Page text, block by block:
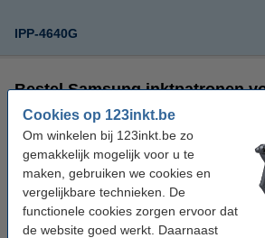
Cookies op 123inkt.be
Om winkelen bij 123inkt.be zo
gemakkelijk mogelijk voor u te
maken, gebruiken we cookies en
vergelijkbare technieken. De
functionele cookies zorgen ervoor dat
de website goed werkt. Daarnaast
IPP-4640G
Bestel Samsung inktpatronen
Bij 123inkt.be bestelt u voordelige
inktjetprinter. U vindt het juiste product door
cartridgenummer te klikken. Kent u dit
Samsungprintertype.
Naastprinter inktkunt u directpapier,
opslagmedia meebestellen. Net als uw